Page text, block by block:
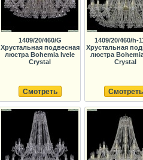
1409/20/460/G
Хрустальная подвесная
люстра Bohemia Ivele
Crystal
Смотреть
1409/20/460/h-
Хрустальная
люстра
Crystal
Смотреть